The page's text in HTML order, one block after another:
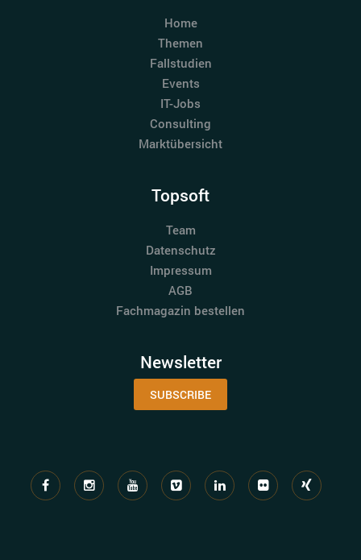
Home
Themen
Fallstudien
Events
IT-Jobs
Consulting
Marktübersicht
Topsoft
Team
Datenschutz
Impressum
AGB
Fachmagazin bestellen
Newsletter
SUBSCRIBE